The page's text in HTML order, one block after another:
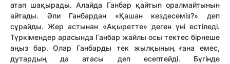
атап шақырады. Алайда Ганбар қайтып оралмайтынын
айтады. Әли Ганбардан «Қашан кез­десеміз?» деп
сұрайды. Жер ас­тынан «Ақыретте» деген үні ес­ті­леді.
Түркімендер арасында Ган­бар жайлы осы тектес бір­не­ше
аңыз бар. Олар Ганбарды тек жылқының ғана емес,
дутардың да атасы деп есептейді. Бүгінде